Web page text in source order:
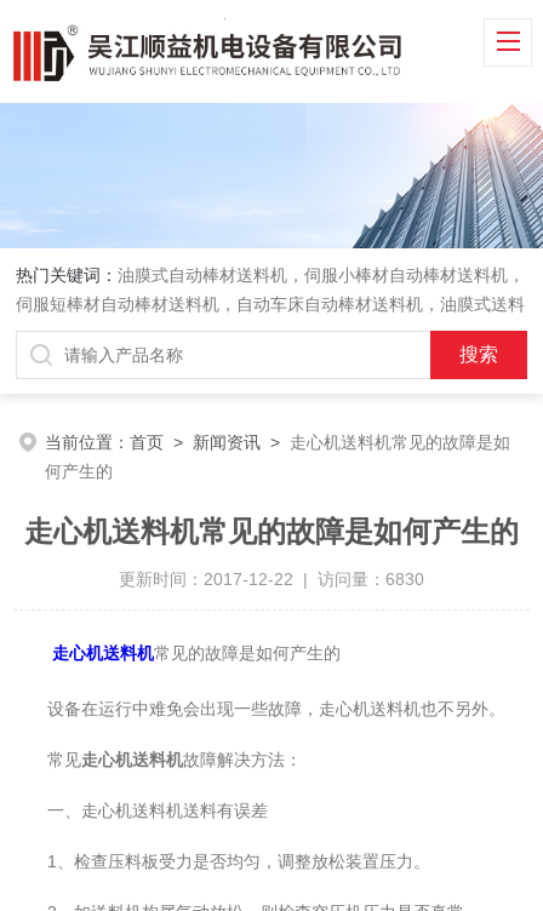
热门关键词：油膜式自动棒材送料机，伺服小棒材自动棒材送料机，
伺服短棒材自动棒材送料机，自动车床自动棒材送料机，油膜式送料
机，车床送料机
当前位置：首页 > 新闻资讯 > 走心机送料机常见的故障是如
何产生的
走心机送料机常见的故障是如何产生的
更新时间：2017-12-22 | 访问量：6830
走心机送料机常见的故障是如何产生的
设备在运行中难免会出现一些故障，走心机送料机也不另外。
常见走心机送料机故障解决方法：
一、走心机送料机送料有误差
1、检查压料板受力是否均匀，调整放松装置压力。